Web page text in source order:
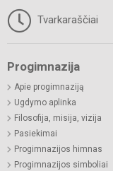
Tvarkaraščiai
Progimnazija
Apie progimnaziją
Ugdymo aplinka
Filosofija, misija, vizija
Pasiekimai
Progimnazijos himnas
Progimnazijos simboliai